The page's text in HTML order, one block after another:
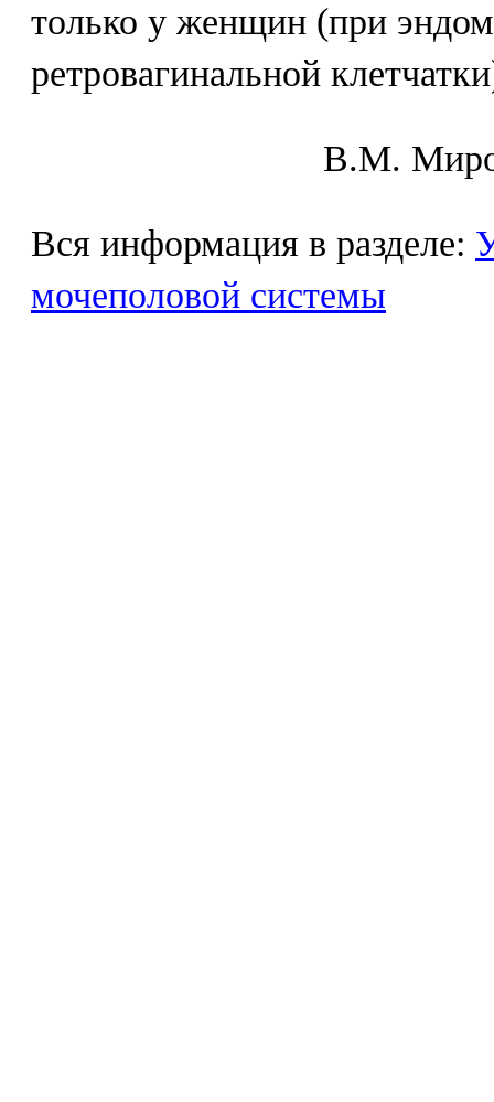
только у женщин (при
ретровагинальной
В.М.
Вся информация в разделе:
мочеполовой системы